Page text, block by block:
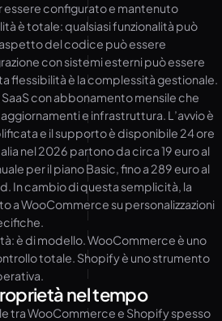
configurato e mantenuto
è totale: qualsiasi funzionalità può
del codice può essere
con sistemi esterni può essere
flessibilità è la complessità gestionale.
con abbonamento mensile che
e infrastruttura. L’avvio è
e il supporto è disponibile 24 ore
nel 2026 partono da circa 19 euro al
per il piano Basic, fino a 289 euro al
In cambio di questa semplicità, la
a WooCommerce su personalizzazioni
è di modello. WooCommerce è uno
totale. Shopify è uno strumento
nel tempo
tra WooCommerce e Shopify spesso